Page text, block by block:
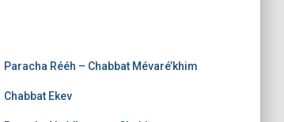
Paracha Rééh – Chabbat Mévaré’khim
Chabbat Ekev